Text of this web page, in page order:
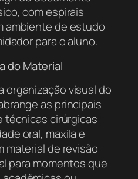
com espirais
ambiente de estudo
para o aluno.
do Material
organização visual do
as principais
técnicas cirúrgicas
oral, maxila e
material de revisão
para momentos que